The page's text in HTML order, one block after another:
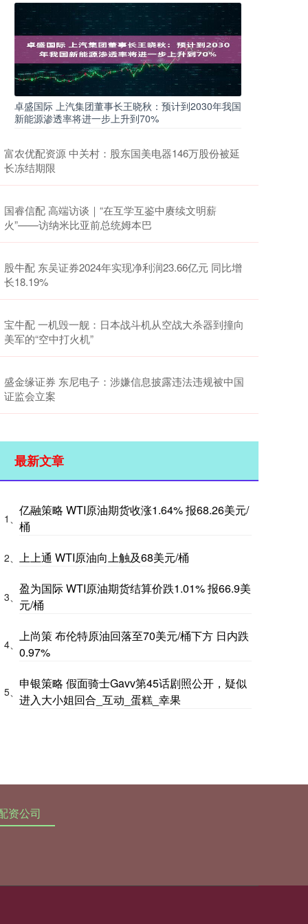
卓盛国际 上汽集团董事长王晓秋：预计到2030年我国
新能源渗透率将进一步上升到70%
富农优配资源 中关村：股东国美电器146万股份被延
长冻结期限
国睿信配 高端访谈｜“在互学互鉴中赓续文明薪
火”——访纳米比亚前总统姆本巴
股牛配 东吴证券2024年实现净利润23.66亿元 同比增
长18.19%
宝牛配 一机毁一舰：日本战斗机从空战大杀器到撞向
美军的“空中打火机”
盛金缘证券 东尼电子：涉嫌信息披露违法违规被中国
证监会立案
最新文章
1、
亿融策略 WTI原油期货收涨1.64% 报68.26美元/
桶
2、 上上通 WTI原油向上触及68美元/桶
3、
盈为国际 WTI原油期货结算价跌1.01% 报66.9美
元/桶
4、
上尚策 布伦特原油回落至70美元/桶下方 日内跌
0.97%
5、
申银策略 假面骑士Gavv第45话剧照公开，疑似
进入大小姐回合_互动_蛋糕_幸果
资公司